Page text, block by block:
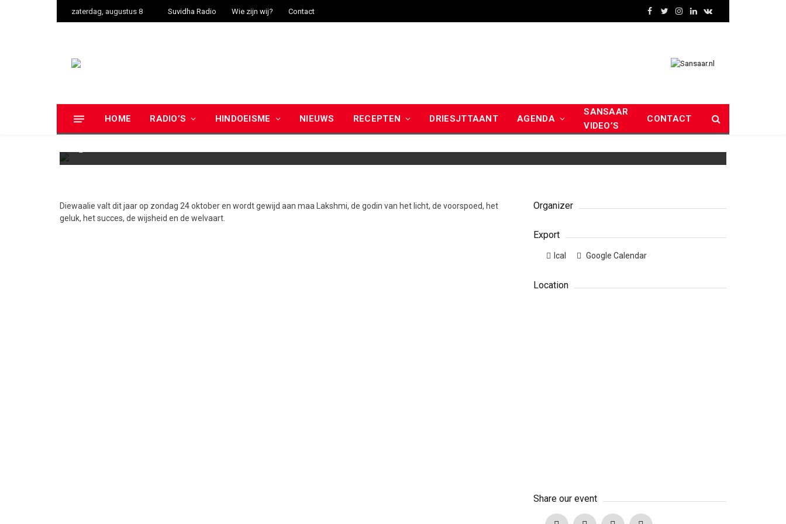
zaterdag, augustus 8 Suvidha Radio Wie zijn wij? Contact
Facebook
TwitterInstagram
LinkedInVKontakte
HOME RADIO’S HINDOEISME NIEUWS RECEPTEN DRIESJTTAANT AGENDA
SANSAAR
VIDEO’S
CONTACT
Diewaalie (Divali of Diwali)
All Day - 24 Oktober 2022
Diewaalie valt dit jaar op zondag 24 oktober en wordt gewijd aan maa Lakshmi, de godin van het licht, de voorspoed, het
geluk, het succes, de wijsheid en de welvaart.
Organizer
Export
Ical Google Calendar
Location
Share our event